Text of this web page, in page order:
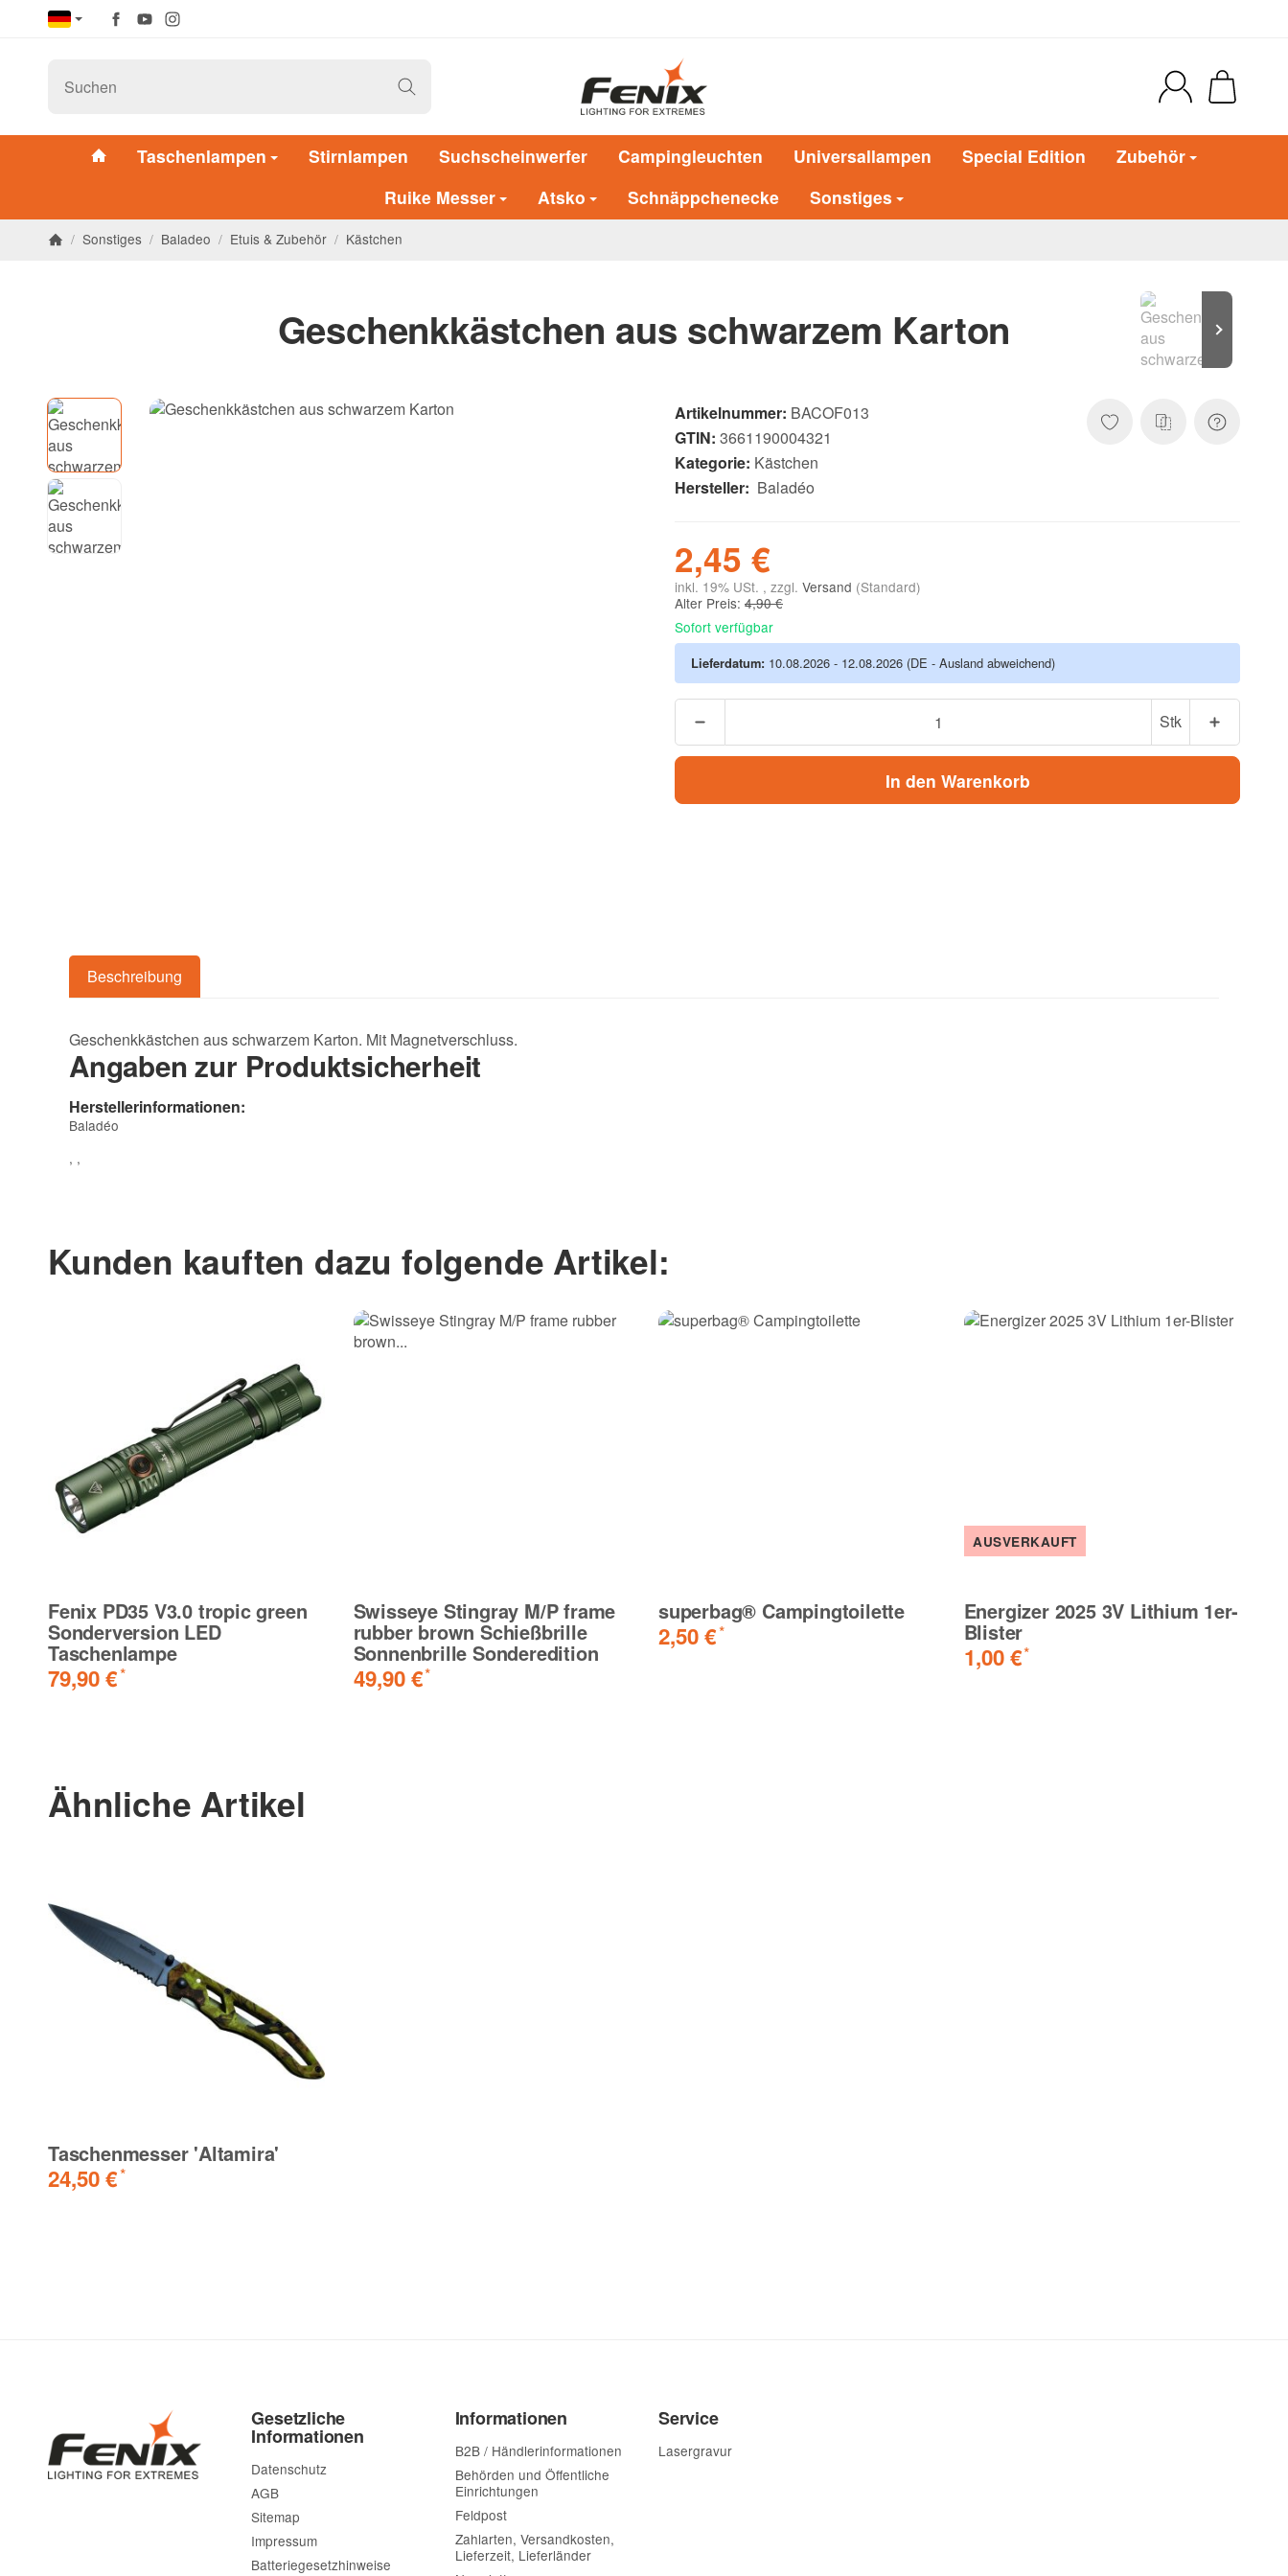
Taschenlampen Stirnlampen Suchscheinwerfer Campingleuchten Universallampen Special Edition
Zubehör
Ruike Messer
Atsko Schnäppchenecke Sonstiges
/ Sonstiges / Baladeo / Etuis & Zubehör / Kästchen
Geschenkkästchen aus schwarzem Karton
Artikelnummer: BACOF013
GTIN: 3661190004321
Kategorie: Kästchen
Hersteller: Baladéo
2,45 €
inkl. 19% USt. , zzgl. Versand (Standard)
Alter Preis: 4,90 €
Sofort verfügbar
Lieferdatum: 10.08.2026 - 12.08.2026 (DE - Ausland abweichend)
Stk
In den Warenkorb
Beschreibung
Geschenkkästchen aus schwarzem Karton. Mit Magnetverschluss.
Angaben zur Produktsicherheit
Herstellerinformationen:
Baladéo
, ,
Kunden kauften dazu folgende Artikel:
Fenix PD35 V3.0 tropic green
Sonderversion LED
Taschenlampe
79,90 €*
Swisseye Stingray M/P frame
rubber brown Schießbrille
Sonnenbrille Sonderedition
49,90 €*
superbag® Campingtoilette
2,50 €*
AUSVERKAUFT
Energizer 2025 3V Lithium 1er-
Blister
1,00 €*
Ähnliche Artikel
Taschenmesser 'Altamira'
24,50 €*
Gesetzliche
Informationen
Datenschutz
AGB
Sitemap
Impressum
Batteriegesetzhinweise
Informationen
B2B / Händlerinformationen
Behörden und Öffentliche
Einrichtungen
Feldpost
Zahlarten, Versandkosten,
Lieferzeit, Lieferländer
Service
Lasergravur